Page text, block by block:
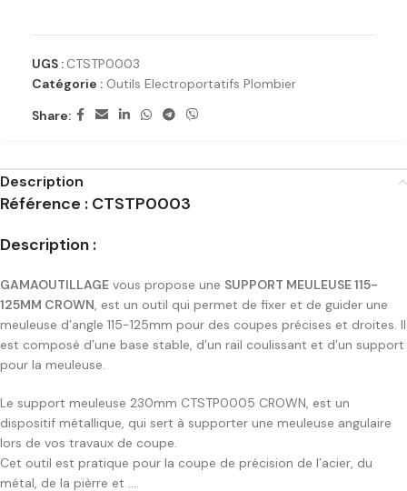
UGS : CTSTP0003
Catégorie : Outils Electroportatifs Plombier
Share:
Description
Référence : CTSTP0003
Description :
GAMAOUTILLAGE vous propose une SUPPORT MEULEUSE 115-
125MM CROWN, est un outil qui permet de fixer et de guider une
meuleuse d’angle 115-125mm pour des coupes précises et droites. Il
est composé d’une base stable, d’un rail coulissant et d’un support
pour la meuleuse.
Le support meuleuse 230mm CTSTP0005 CROWN, est un
dispositif métallique, qui sert à supporter une meuleuse angulaire
lors de vos travaux de coupe.
Cet outil est pratique pour la coupe de précision de l’acier, du
métal, de la pièrre et ….